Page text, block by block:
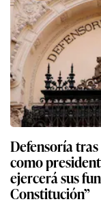
Defensoría
como
ejercerá sus
Constitución”